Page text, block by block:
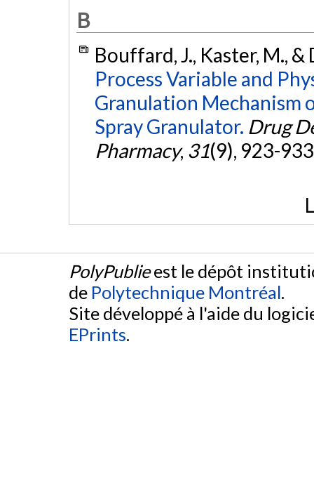
B
Bouffard, J., Kaster, M.,
Process Variable and
Granulation Mechanism
Spray Granulator. Drug
Pharmacy, 31(9), 923-
PolyPublieest le dépôt
de Polytechnique Montréal.
Site développé à l'aide du
EPrints.